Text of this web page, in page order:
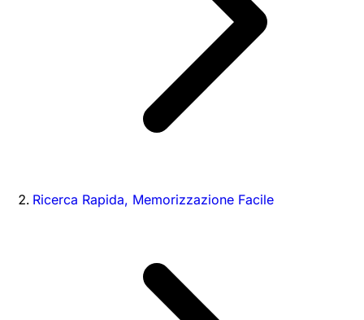
Ricerca Rapida, Memorizzazione Facile